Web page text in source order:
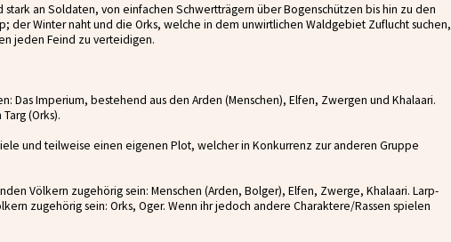
an Soldaten, von einfachen Schwertträgern über Bogenschützen bis hin zu den
der Winter naht und die Orks, welche in dem unwirtlichen Waldgebiet Zuflucht suchen,
jeden Feind zu verteidigen.
Das Imperium, bestehend aus den Arden (Menschen), Elfen, Zwergen und Khalaari.
(Orks).
und teilweise einen eigenen Plot, welcher in Konkurrenz zur anderen Gruppe
Völkern zugehörig sein: Menschen (Arden, Bolger), Elfen, Zwerge, Khalaari. Larp-
zugehörig sein: Orks, Oger. Wenn ihr jedoch andere Charaktere/Rassen spielen